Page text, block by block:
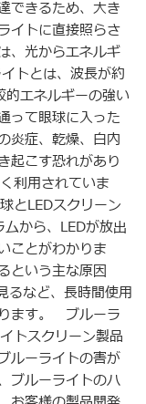
できるため、大き
イトに直接照らさ
、光からエネルギ
トとは、波長が約
エネルギーの強い
って眼球に入った
炎症、乾燥、白内
起こす恐れがあり
利用されていま
とLEDスクリーン
から、LEDが放出
ことがわかりま
という主な原因
るなど、長時間使用
ます。 ブルーラ
トスクリーン製品
ルーライトの害が
ブルーライトのハ